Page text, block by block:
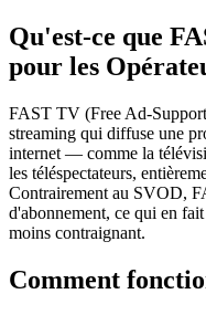
Qu'est-ce que
pour les
FAST TV (Free Ad-
streaming qui diffuse une
internet — comme la
les téléspectateurs,
Contrairement au SVOD,
d'abonnement, ce qui en
moins contraignant.
Comment